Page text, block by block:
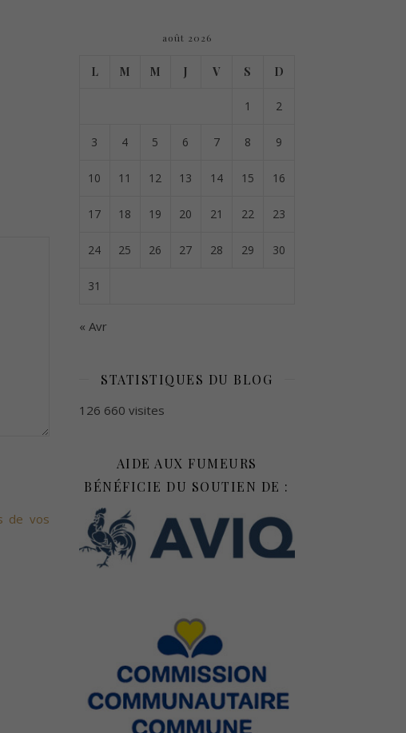
de vos
août 2026
L M M J V S D
1 2
3 4 5 6 7 8 9
10 11 12 13 14 15 16
17 18 19 20 21 22 23
24 25 26 27 28 29 30
31
« Avr
STATISTIQUES DU BLOG
126 660 visites
AIDE AUX FUMEURS
BÉNÉFICIE DU SOUTIEN DE :